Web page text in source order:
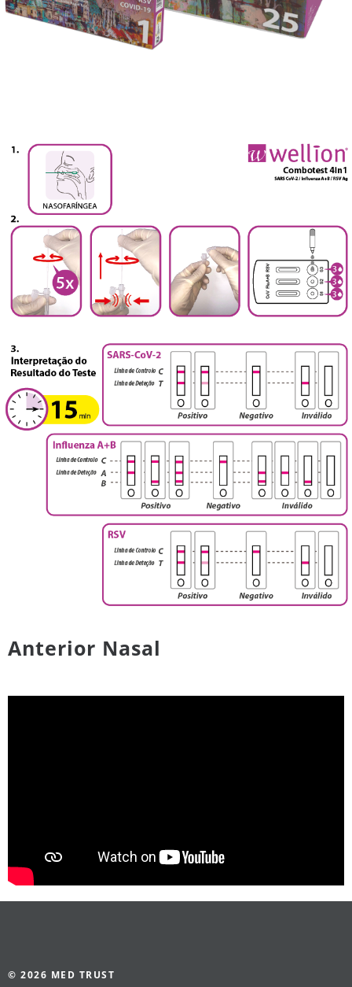
Anterior Nasal
© 2026 MED TRUST